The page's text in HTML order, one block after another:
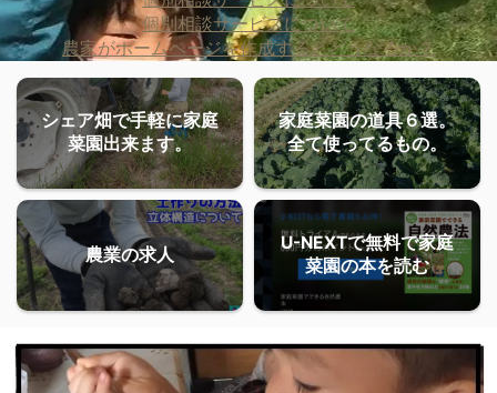
個別相談サービスについて
農家がホームページを作成するとどうなるか？
シェア畑で手軽に家庭
菜園出来ます。
家庭菜園の道具６選。
全て使ってるもの。
農業の求人
U-NEXTで無料で家庭
菜園の本を読む